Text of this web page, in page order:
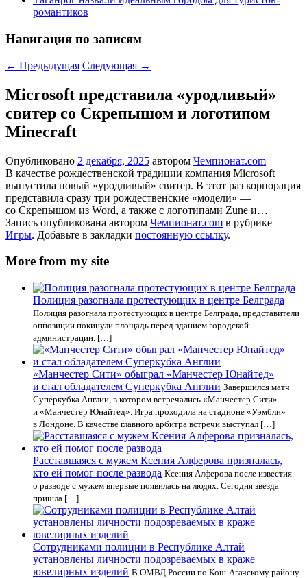
романтиков
Навигация по записям
← Предыдущая Следующая →
Microsoft представила «уродливый»
свитер со Скрепышом и логотипом
Minecraft
Опубликовано 2 декабря, 2025 автором Чемпионат.com
В качестве рождественской традиции компания Microsoft
выпустила новый «уродливый» свитер. В этот раз корпорация
представила сразу три рождественские «модели» —
со Скрепышом из Word, а также с логотипами Zune и…
Запись опубликована автором Чемпионат.com в рубрике
Игры. Добавьте в закладки постоянную ссылку.
More from my site
Полиция разогнала протестующих в центре Белграда
Полиция разогнала протестующих в центре Белграда, представители
оппозиции покинули площадь перед зданием городской
администрации. […]
«Манчестер Сити» обыграл «Манчестер Юнайтед»
и стал обладателем Суперкубка Англии Завершился матч
Суперкубка Англии, в котором встречались «Манчестер Сити»
и «Манчестер Юнайтед». Игра проходила на стадионе «Уэмбли»
в Лондоне. В качестве главного арбитра встречи выступал […]
Расставшаяся с мужем Ксения Алферова призналась,
кто ей помог после развода Ксения Алферова после известия
о разводе с мужем впервые появилась на людях. Сегодня звезда
пришла […]
Сотрудниками полиции в Республике Алтай
установлены личности подозреваемых в краже
ювелирных изделий В ОМВД России по Кош-Агачскому району